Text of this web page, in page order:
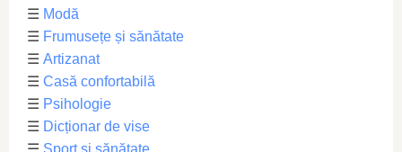
☰ Modă
☰ Frumusețe și sănătate
☰ Artizanat
☰ Casă confortabilă
☰ Psihologie
☰ Dicționar de vise